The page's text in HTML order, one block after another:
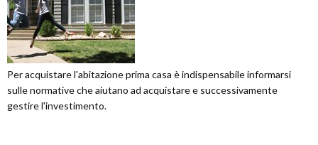
Per acquistare l'abitazione prima casa è indispensabile informarsi
sulle normative che aiutano ad acquistare e successivamente
gestire l'investimento.